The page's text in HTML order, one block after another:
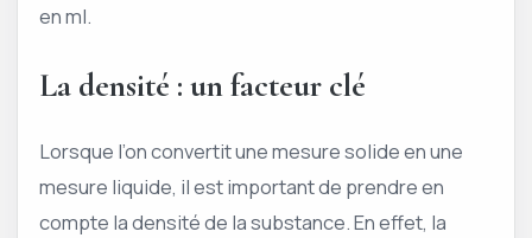
en ml.
La densité : un facteur clé
Lorsque l’on convertit une mesure solide en une
mesure liquide, il est important de prendre en
compte la densité de la substance. En effet, la